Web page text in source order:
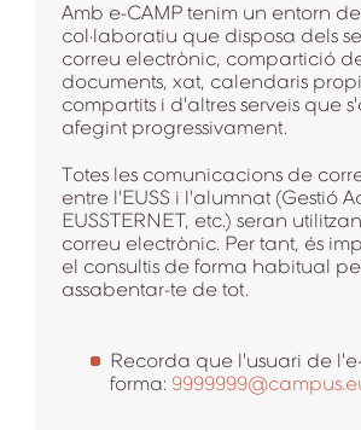
Amb e-CAMP tenim un entorn
col·laboratiu que disposa dels
correu electrònic, compartició
documents, xat, calendaris
compartits i d'altres serveis que
afegint progressivament.
Totes les comunicacions de
entre l'EUSS i l'alumnat (Gestió
EUSSTERNET, etc.) seran
correu electrònic. Per tant, és
el consultis de forma habitual
assabentar-te de tot.
Recorda que l'usuari de
forma: